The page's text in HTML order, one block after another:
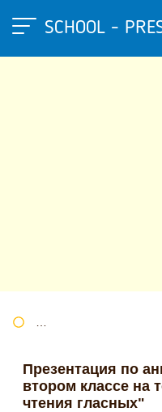
SCHOOL -
Презентация по
втором классе на
чтения гласных"